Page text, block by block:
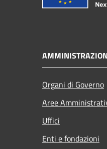
Organi di Governo
Aree
Uffici
Enti e fondazioni